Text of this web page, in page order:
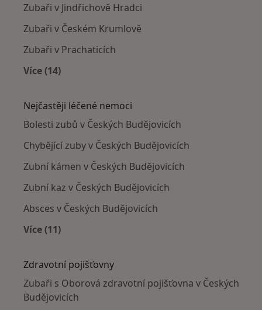
Zubaři v Jindřichově Hradci
Zubaři v Českém Krumlově
Zubaři v Prachaticích
Více (14)
Nejčastěji léčené nemoci
Bolesti zubů v Českých Budějovicích
Chybějící zuby v Českých Budějovicích
Zubní kámen v Českých Budějovicích
Zubní kaz v Českých Budějovicích
Absces v Českých Budějovicích
Více (11)
Zdravotní pojišťovny
Zubaři s Oborová zdravotní pojišťovna v Českých
Budějovicích